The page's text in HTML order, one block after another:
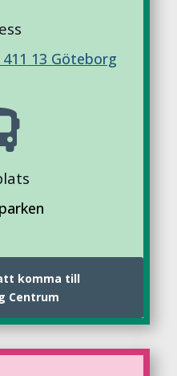
13 Göteborg
komma till
Centrum